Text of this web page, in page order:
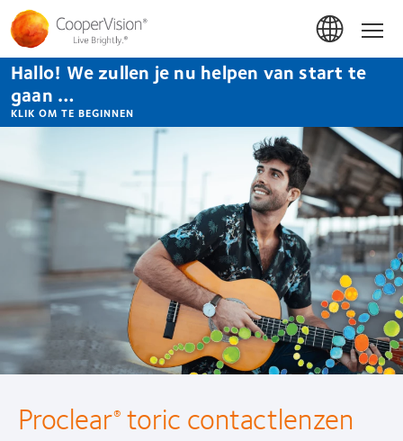
Overslaan
en
naar
de
inhoud
gaan
Hallo! We zullen je nu helpen van start te
gaan …
KLIK OM TE BEGINNEN
Proclear®toric contactlenzen